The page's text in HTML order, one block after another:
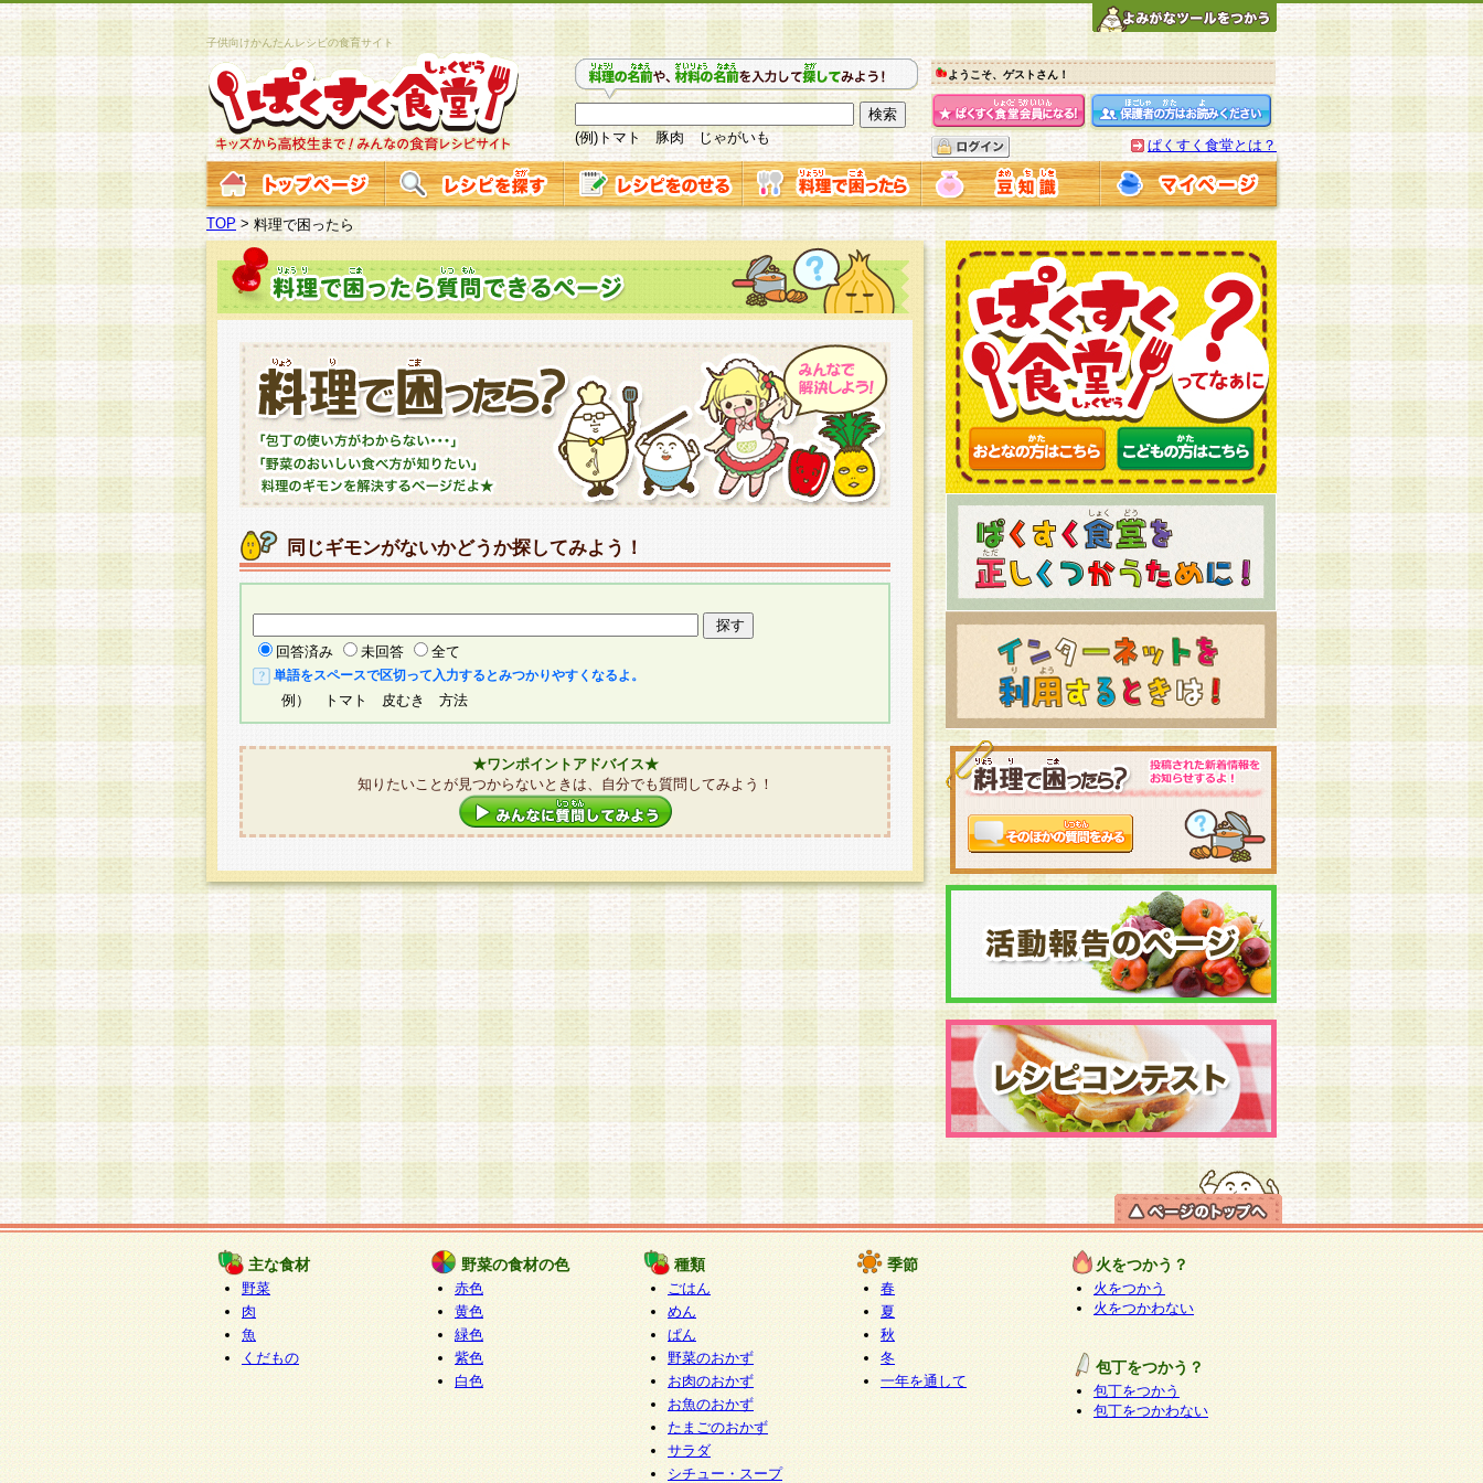
子供向けかんたんレシピの食育サイト
(例)トマト 豚肉 じゃがいも
ようこそ、ゲストさん！
ぱくすく食堂とは？
TOP > 料理で困ったら
同じギモンがないかどうか探してみよう！
回答済み 未回答 全て
単語をスペースで区切って入力するとみつかりやすくなるよ。
例） トマト 皮むき 方法
★ワンポイントアドバイス★
知りたいことが見つからないときは、自分でも質問してみよう！
主な食材
野菜
肉
魚
くだもの
野菜の食材の色
赤色
黄色
緑色
紫色
白色
種類
ごはん
めん
ぱん
野菜のおかず
お肉のおかず
お魚のおかず
たまごのおかず
サラダ
シチュー・スープ
季節
春
夏
秋
冬
一年を通して
火をつかう？
火をつかう
火をつかわない
包丁をつかう？
包丁をつかう
包丁をつかわない